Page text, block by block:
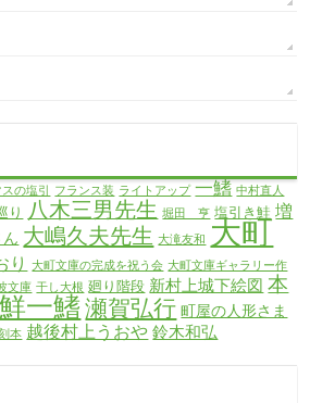
の塩引 フランス装 ライトアップ 一鰭 中村直人
り 八木三男先生 堀田 亨 塩引き鮭 増
大嶋久夫先生 大滝友和 大町
り 大町文庫の完成を祝う会 大町文庫ギャラリー作
文庫 干し大根 廻り階段 新村上城下絵図 本
一鰭瀬賀弘行 町屋の人形さま
本 越後村上うおや 鈴木和弘